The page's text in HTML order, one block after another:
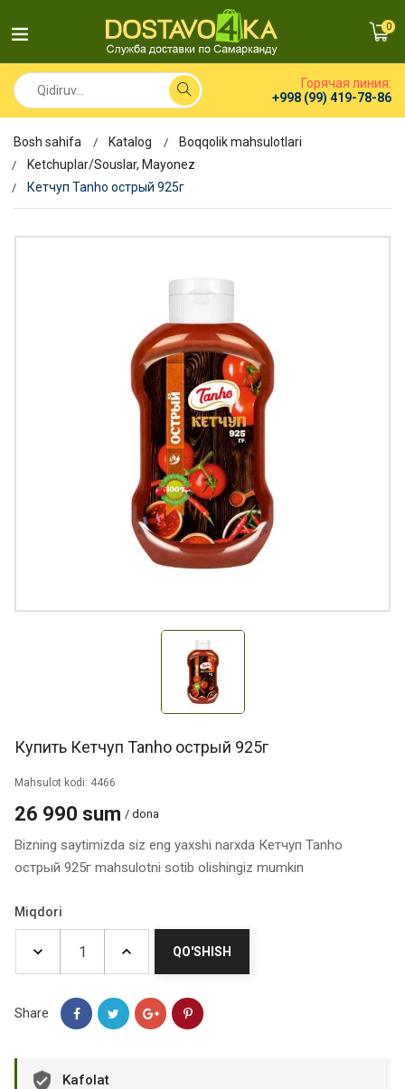
0
Горячая линия:
+998 (99) 419-78-86
Bosh sahifa Katalog
Boqqolik mahsulotlari
Ketchuplar/Souslar, Mayonez
Кетчуп Tanho острый 925г
Купить Кетчуп Tanho острый 925г
Mahsulot kodi: 4466
26 990 sum / dona
Bizning saytimizda siz eng yaxshi narxda Кетчуп Tanho
острый 925г mahsulotni sotib olishingiz mumkin
Miqdori
QO'SHISH
Share
Kafolat